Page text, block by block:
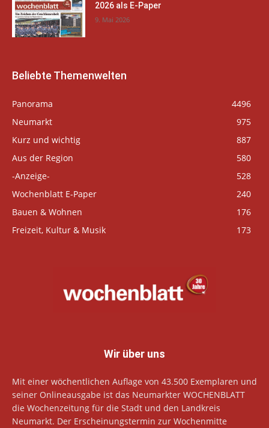
2026 als E-Paper
9. Mai 2026
Beliebte Themenwelten
Panorama
4496
Neumarkt
975
Kurz und wichtig
887
Aus der Region
580
-Anzeige-
528
Wochenblatt E-Paper
240
Bauen & Wohnen
176
Freizeit, Kultur & Musik
173
Wir über uns
Mit einer wöchentlichen Auflage von 43.500 Exemplaren und
seiner Onlineausgabe ist das Neumarkter WOCHENBLATT
die Wochenzeitung für die Stadt und den Landkreis
Neumarkt. Der Erscheinungstermin zur Wochenmitte